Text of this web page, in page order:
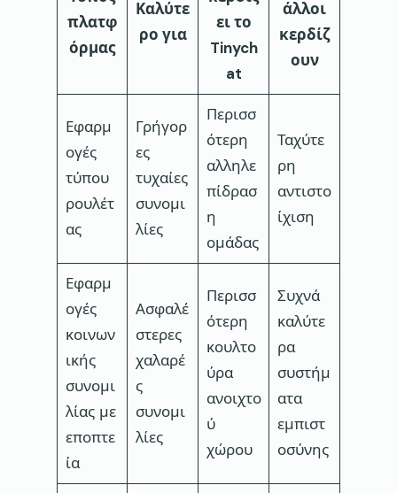
πλατφ
όρμας
Καλύτε
ρο για
ει το
Tinych
at
άλλοι
κερδίζ
ουν
Εφαρμ
ογές
τύπου
ρουλέτ
ας
Γρήγορ
ες
τυχαίες
συνομι
λίες
Περισσ
ότερη
αλληλε
πίδρασ
η
ομάδας
Ταχύτε
ρη
αντιστο
ίχιση
Εφαρμ
ογές
κοινων
ικής
συνομι
λίας με
εποπτε
ία
Ασφαλέ
στερες
χαλαρέ
ς
συνομι
λίες
Περισσ
ότερη
κουλτο
ύρα
ανοιχτο
ύ
χώρου
Συχνά
καλύτε
ρα
συστήμ
ατα
εμπιστ
οσύνης